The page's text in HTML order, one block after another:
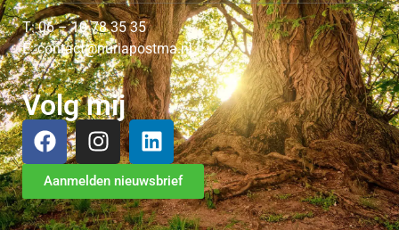
T: 06 – 10 78 35 35
E: contact@nuriapostma.nl
Volg mij
Aanmelden nieuwsbrief